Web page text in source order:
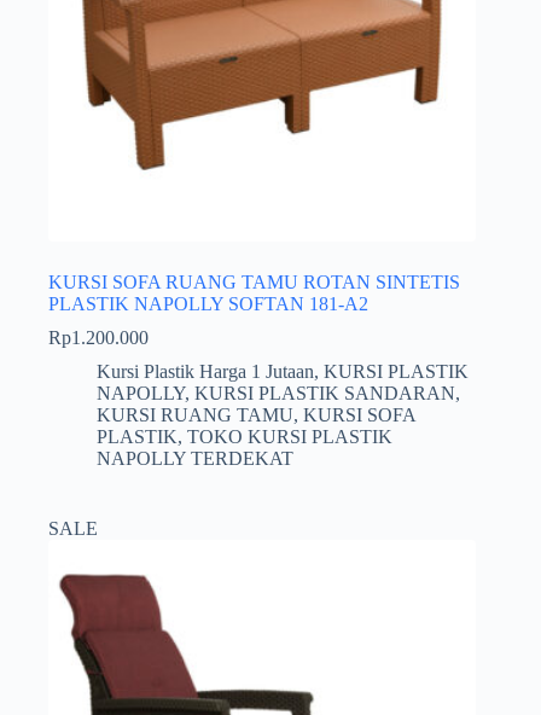
KURSI SOFA RUANG TAMU ROTAN SINTETIS
PLASTIK NAPOLLY SOFTAN 181-A2
Rp1.200.000
Kursi Plastik Harga 1 Jutaan, KURSI PLASTIK
NAPOLLY, KURSI PLASTIK SANDARAN,
KURSI RUANG TAMU, KURSI SOFA
PLASTIK, TOKO KURSI PLASTIK
NAPOLLY TERDEKAT
SALE